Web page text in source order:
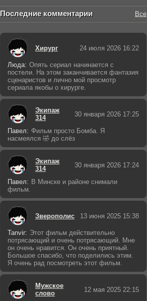
Последние комментарии Все
Хирург 24 июля 2026 16:22
Люда: Опять сериал начинается с
постели. На этом заканчивается фантазия
сценаристов и лично мой просмотр
сериала якобы о хирурге.
Экипаж
314
30 января 2026 17:25
Павел: Фильм просто Бомба. Я
насмеялся 🤣 до слёз
Экипаж
314
30 января 2026 17:24
Павел: В Минске и районе снимали
фильм.
Зверополис 13 июня 2025 15:38
Tanvir: Этот фильм действительно
потрясающий и очень потрясающий. Мне
он очень нравится. Он очень приятный.
Большое спасибо, что поделились этим.
Я очень рад посмотреть этот фильм.
Мужское
слово
12 мая 2025 22:15